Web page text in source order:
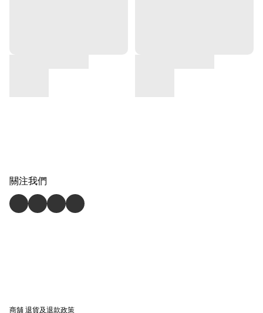
關注我們
商舖退貨及退款政策